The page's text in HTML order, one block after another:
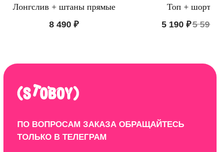
Лонгслив + штаны прямые
8 490 ₽
Топ + шорты
5 190 ₽5 590
© 2020-2025 StoboyShop. Все права защищены
Design by: YudinStudio